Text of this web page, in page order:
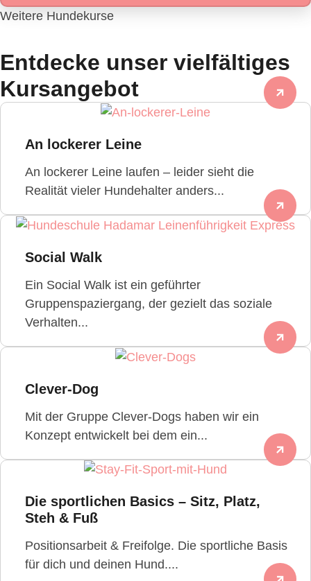
Weitere Hundekurse
Entdecke unser vielfältiges
Kursangebot
An lockerer Leine
An lockerer Leine laufen – leider sieht die
Realität vieler Hundehalter anders...
Social Walk
Ein Social Walk ist ein geführter
Gruppenspaziergang, der gezielt das soziale
Verhalten...
Clever-Dog
Mit der Gruppe Clever-Dogs haben wir ein
Konzept entwickelt bei dem ein...
Die sportlichen Basics – Sitz, Platz,
Steh & Fuß
Positionsarbeit & Freifolge. Die sportliche Basis
für dich und deinen Hund....